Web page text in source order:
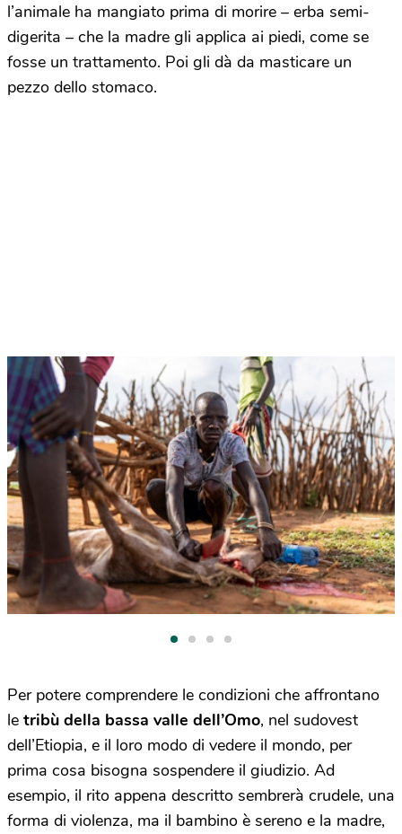
l’animale ha mangiato prima di morire – erba semi-
digerita – che la madre gli applica ai piedi, come se
fosse un trattamento. Poi gli dà da masticare un
pezzo dello stomaco.
Per potere comprendere le condizioni che affrontano
le tribù della bassa valle dell’Omo, nel sudovest
dell’Etiopia, e il loro modo di vedere il mondo, per
prima cosa bisogna sospendere il giudizio. Ad
esempio, il rito appena descritto sembrerà crudele, una
forma di violenza, ma il bambino è sereno e la madre,